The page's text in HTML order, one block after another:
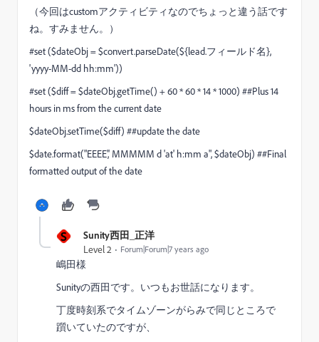
（今回はcustomアクティビティなのでちょっと違う話です
ね。すみません。）
#set ($dateObj = $convert.parseDate(${lead.フィールド名},
'yyyy-MM-dd hh:mm'))
#set ($diff = $dateObj.getTime() + 60 * 60 * 14 * 1000) ##Plus 14
hours in ms from the current date
$dateObj.setTime($diff) ##update the date
$date.format("EEEE',' MMMMM d 'at' h:mm a", $dateObj) ##Final
formatted output of the date
S Sunity西田_正洋
Level 2 Forum|Forum|7 years ago
嶋田様
Sunityの西田です。いつもお世話になります。
丁度時刻系でタイムゾーンがらみで同じところで
躓いていたのですが、